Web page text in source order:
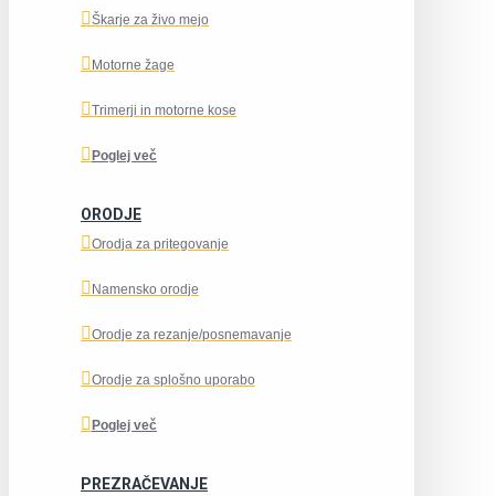
Škarje za živo mejo
Motorne žage
Trimerji in motorne kose
Poglej več
ORODJE
Orodja za pritegovanje
Namensko orodje
Orodje za rezanje/posnemavanje
Orodje za splošno uporabo
Poglej več
PREZRAČEVANJE